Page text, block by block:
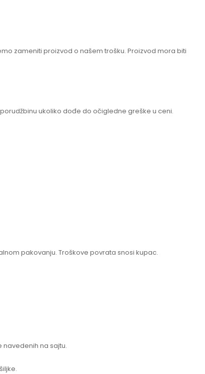
zameniti proizvod o našem trošku. Proizvod mora biti
ukoliko dođe do očigledne greške u ceni.
pakovanju. Troškove povrata snosi kupac.
na sajtu.